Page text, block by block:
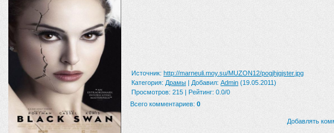
Источник: http://marneuli.moy.su/MUZON12/pogjhjgjster.jpg
Категория: Драмы | Добавил: Admin (19.05.2011)
Просмотров: 215 | Рейтинг: 0.0/0
Всего комментариев: 0
Добавлять